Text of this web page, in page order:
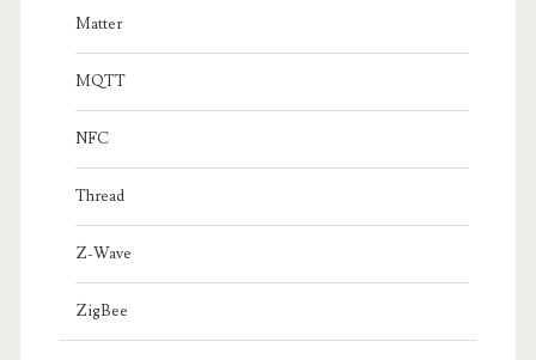
Matter
MQTT
NFC
Thread
Z-Wave
ZigBee